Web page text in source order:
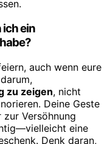
ein
auch wenn eure
zu zeigen, nicht
Deine Geste
Versöhnung
eine
Denk daran,